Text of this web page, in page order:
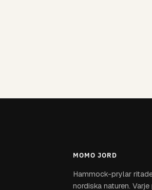
MOMO JORD
Hammock-prylar
nordiska naturen.